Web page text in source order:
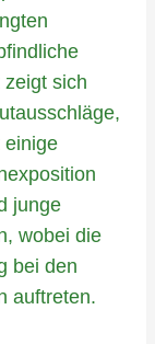
sich
einige
junge
wobei die
bei den
auftreten.